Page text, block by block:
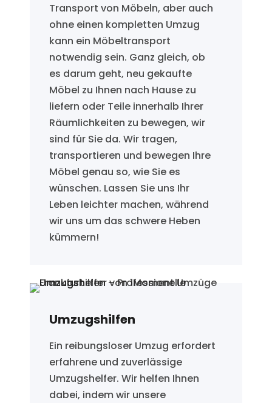
Transport von Möbeln, aber auch
ohne einen kompletten Umzug
kann ein Möbeltransport
notwendig sein. Ganz gleich, ob
es darum geht, neu gekaufte
Möbel zu Ihnen nach Hause zu
liefern oder Teile innerhalb Ihrer
Räumlichkeiten zu bewegen, wir
sind für Sie da. Wir tragen,
transportieren und bewegen Ihre
Möbel genau so, wie Sie es
wünschen. Lassen Sie uns Ihr
Leben leichter machen, während
wir uns um das schwere Heben
kümmern!
Umzugshilfen
Ein reibungsloser Umzug erfordert
erfahrene und zuverlässige
Umzugshelfer. Wir helfen Ihnen
dabei, indem wir unsere